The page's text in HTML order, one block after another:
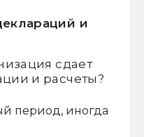
и
сдает
и расчеты?
период, иногда